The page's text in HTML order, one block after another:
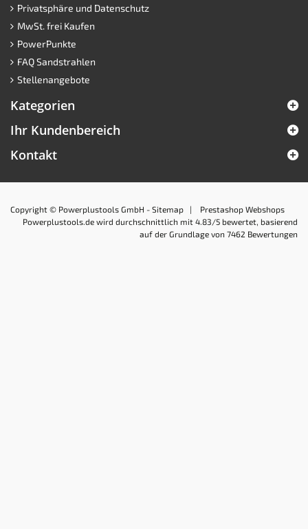
Privatsphäre und Datenschutz
MwSt. frei Kaufen
PowerPunkte
FAQ Sandstrahlen
Stellenangebote
Kategorien
Ihr Kundenbereich
Kontakt
Copyright © Powerplustools GmbH - Sitemap | Prestashop Webshops
Powerplustools.de wird durchschnittlich mit 4.83 /5 bewertet, basierend
auf der Grundlage von 7462 Bewertungen